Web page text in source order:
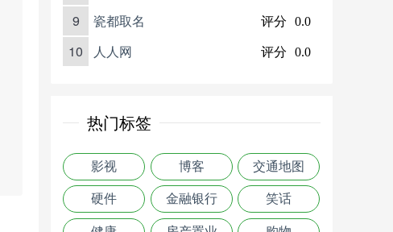
9 瓷都取名 评分 0.0
10 人人网 评分 0.0
热门标签
影视 博客 交通地图
硬件 金融银行 笑话